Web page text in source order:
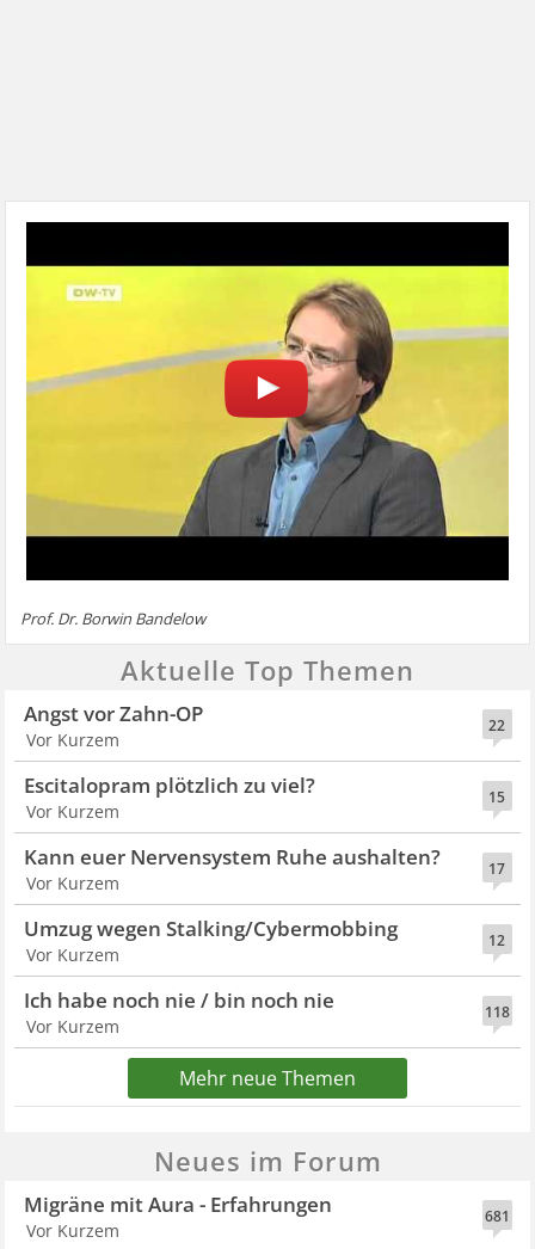
Prof. Dr. Borwin Bandelow
Aktuelle Top Themen
22
Angst vor Zahn-OP
Vor Kurzem
15
Escitalopram plötzlich zu viel?
Vor Kurzem
17
Kann euer Nervensystem Ruhe aushalten?
Vor Kurzem
12
Umzug wegen Stalking/Cybermobbing
Vor Kurzem
118
Ich habe noch nie / bin noch nie
Vor Kurzem
Mehr neue Themen
Neues im Forum
681
Migräne mit Aura - Erfahrungen
Vor Kurzem